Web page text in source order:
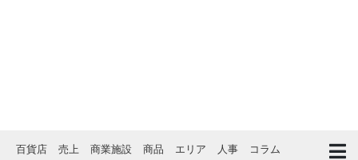
百貨店 売上 商業施設 商品 エリア 人事
コラム